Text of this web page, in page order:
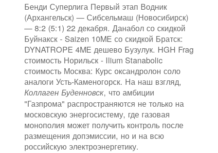
Бенди Суперлига Первый этап Водник
(Архангельск) — Сибсельмаш (Новосибирск)
— 8:2 (5:1) 22 декабря. Данабол со скидкой
Буйнакск - Saizen 10ME со скидкой Братск:
DYNATROPE 4ME дешево Бузулук. HGH Frag
стоимость Норильск - Ilium Stanabolic
стоимость Москва: Курс оксандролон соло
аналоги Усть-Каменогорск. На наш взгляд,
Коллаген Буденновск, что амбиции
"Газпрома" распространяются не только на
московскую энергосистему, где газовая
монополия может получить контроль после
размещения допэмиссии, но и на всю
российскую электроэнергетику.